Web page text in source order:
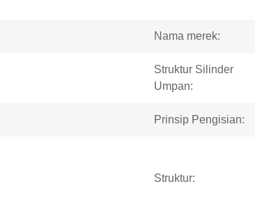
Nama merek:
Struktur Silinder
Umpan:
Prinsip Pengisian:
Struktur: